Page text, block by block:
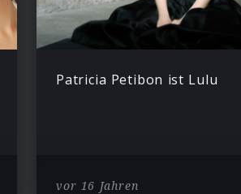
Patricia Petibon ist Lulu
vor 16 Jahren